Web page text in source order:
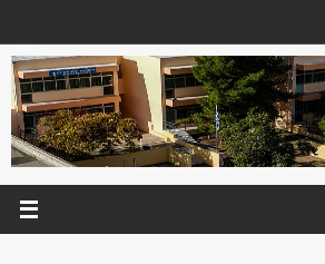
περιεχόμενο